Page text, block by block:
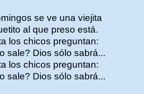
se ve una viejita
al que preso está.
los chicos preguntan:
sale? Dios sólo sabrá...
los chicos preguntan:
sale? Dios sólo sabrá...